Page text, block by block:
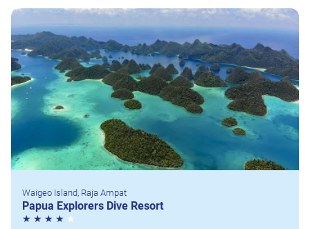
Waigeo Island, Raja Ampat
Papua Explorers Dive Resort